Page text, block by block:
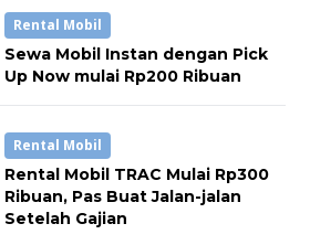
Rental Mobil
Sewa Mobil Instan dengan Pick
Up Now mulai Rp200 Ribuan
Rental Mobil
Rental Mobil TRAC Mulai Rp300
Ribuan, Pas Buat Jalan-jalan
Setelah Gajian